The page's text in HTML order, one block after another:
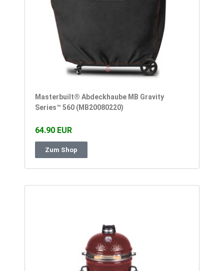
Masterbuilt® Abdeckhaube MB Gravity
Series™ 560 (MB20080220)
64.90 EUR
Zum Shop